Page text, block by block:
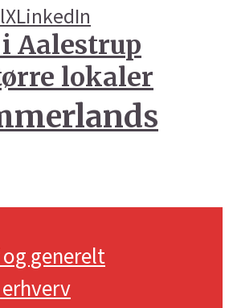
XLinkedIn
Aalestrup
lokaler
generelt